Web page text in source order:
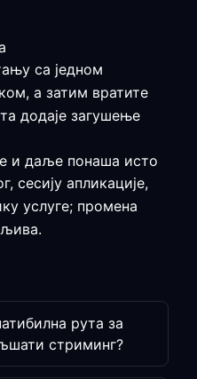
са једном
а затим вратите
додаје загушење
и даље понаша исто
сесију апликације,
услуге; промена
рута за
стриминг?